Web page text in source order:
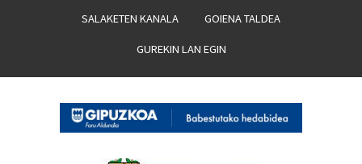
SALAKETEN KANALA GOIENA TALDEA
GUREKIN LAN EGIN